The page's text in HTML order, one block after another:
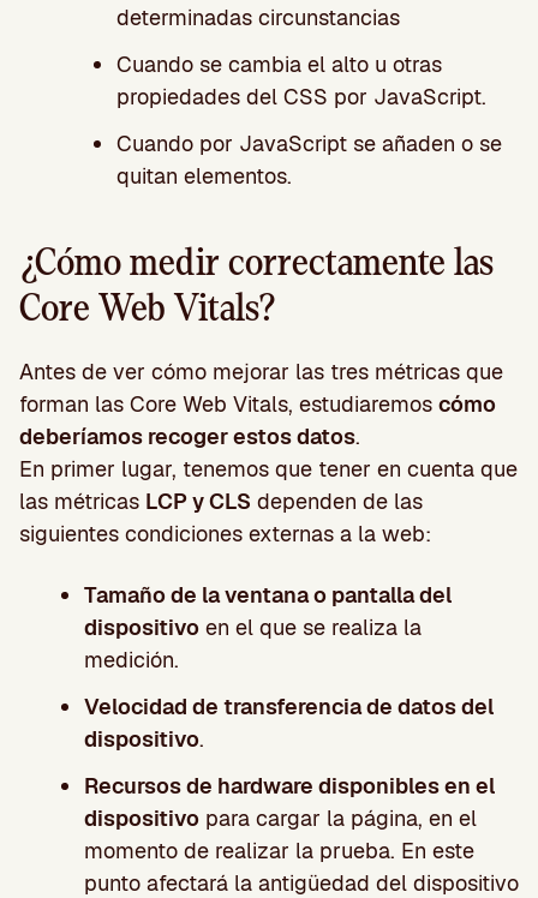
determinadas circunstancias
Cuando se cambia el alto u otras
propiedades del CSS por JavaScript.
Cuando por JavaScript se añaden o se
quitan elementos.
¿Cómo medir correctamente las
Core Web Vitals?
Antes de ver cómo mejorar las tres métricas que
forman las Core Web Vitals, estudiaremos cómo
deberíamos recoger estos datos.
En primer lugar, tenemos que tener en cuenta que
las métricas LCP y CLS dependen de las
siguientes condiciones externas a la web:
Tamaño de la ventana o pantalla del
dispositivo en el que se realiza la
medición.
Velocidad de transferencia de datos del
dispositivo.
Recursos de hardware disponibles en el
dispositivo para cargar la página, en el
momento de realizar la prueba. En este
punto afectará la antigüedad del dispositivo